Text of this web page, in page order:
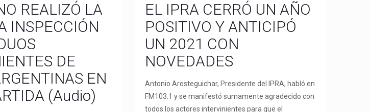
REALIZÓ LA
INSPECCIÓN
DE
EN
(Audio)
EL IPRA CERRÓ UN AÑO
POSITIVO Y ANTICIPÓ
UN 2021 CON
NOVEDADES
Antonio Arosteguichar, Presidente del IPRA, habló en
FM103.1 y se manifestó sumamente agradecido con
todos los actores intervinientes para que el